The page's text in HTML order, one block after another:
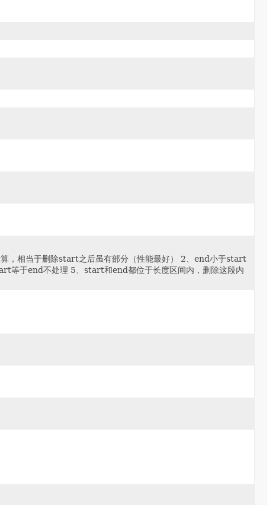
，相当于删除start之后虽有部分（性能最好） 2、end小于start
于end不处理 5、start和end都位于长度区间内，删除这段内